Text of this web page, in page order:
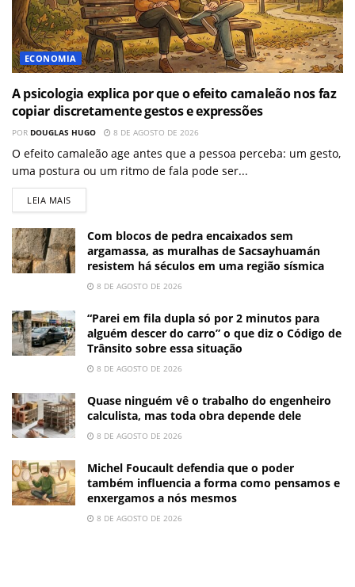
ECONOMIA
A psicologia explica por que o efeito camaleão nos faz
copiar discretamente gestos e expressões
POR DOUGLAS HUGO 8 DE AGOSTO DE 2026
O efeito camaleão age antes que a pessoa perceba: um gesto,
uma postura ou um ritmo de fala pode ser...
LEIA MAIS
Com blocos de pedra encaixados sem
argamassa, as muralhas de Sacsayhuamán
resistem há séculos em uma região sísmica
8 DE AGOSTO DE 2026
“Parei em fila dupla só por 2 minutos para
alguém descer do carro” o que diz o Código de
Trânsito sobre essa situação
8 DE AGOSTO DE 2026
Quase ninguém vê o trabalho do engenheiro
calculista, mas toda obra depende dele
8 DE AGOSTO DE 2026
Michel Foucault defendia que o poder
também influencia a forma como pensamos e
enxergamos a nós mesmos
8 DE AGOSTO DE 2026